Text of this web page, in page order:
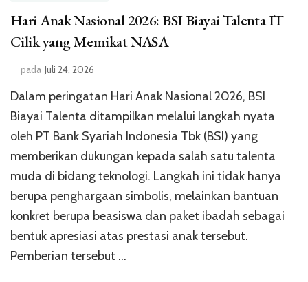
Hari Anak Nasional 2026: BSI Biayai Talenta IT
Cilik yang Memikat NASA
pada Juli 24, 2026
Dalam peringatan Hari Anak Nasional 2026, BSI
Biayai Talenta ditampilkan melalui langkah nyata
oleh PT Bank Syariah Indonesia Tbk (BSI) yang
memberikan dukungan kepada salah satu talenta
muda di bidang teknologi. Langkah ini tidak hanya
berupa penghargaan simbolis, melainkan bantuan
konkret berupa beasiswa dan paket ibadah sebagai
bentuk apresiasi atas prestasi anak tersebut.
Pemberian tersebut …